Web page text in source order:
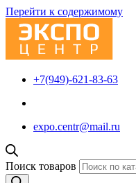
Перейти к содержимому
+7(949)-621-83-63
expo.centr@mail.ru
Поиск товаров